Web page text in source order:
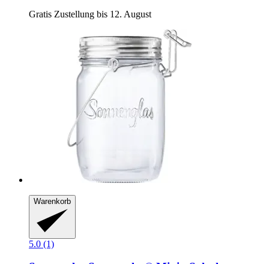
Gratis Zustellung bis 12. August
Warenkorb
5.0 (1)